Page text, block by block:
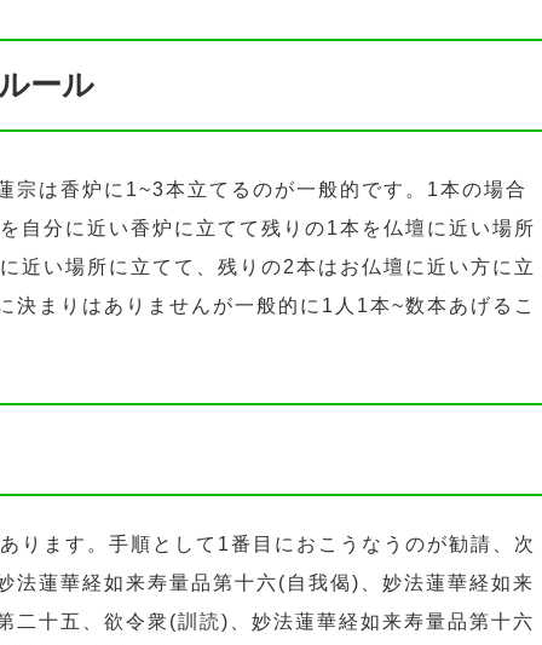
ール
宗は香炉に1~3本立てるのが一般的です。1本の場合
自分に近い香炉に立てて残りの1本を仏壇に近い場所
近い場所に立てて、残りの2本はお仏壇に近い方に立
決まりはありませんが一般的に1人1本~数本あげるこ
ります。手順として1番目におこうなうのが勧請、次
法蓮華経如来寿量品第十六(自我偈)、妙法蓮華経如来
二十五、欲令衆(訓読)、妙法蓮華経如来寿量品第十六